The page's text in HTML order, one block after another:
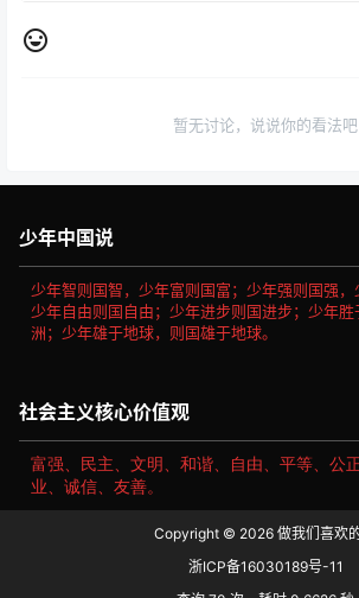
暂无讨论，说说你的看法吧
少年中国说
少年智则国智，少年富则国富；少年强则国强，
少年自由则国自由；少年进步则国进步；少年
洲；少年雄于地球，则国雄于地球。
社会主义核心价值观
富强、民主、文明、和谐、自由、平等、公
业、诚信、友善。
Copyright © 2026 做我们喜欢
浙ICP备16030189号-11